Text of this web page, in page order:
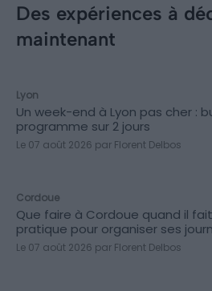
Des expériences à
maintenant
Lyon
Un week-end à Lyon pas cher :
programme sur 2 jours
Le 07 août 2026 par Florent Delbos
Cordoue
Que faire à Cordoue quand il
pratique pour organiser ses
Le 07 août 2026 par Florent Delbos